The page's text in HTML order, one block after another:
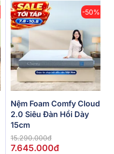
-50%
Nệm Foam Comfy Cloud
2.0 Siêu Đàn Hồi Dày
15cm
15.290.000đ
7.645.000đ